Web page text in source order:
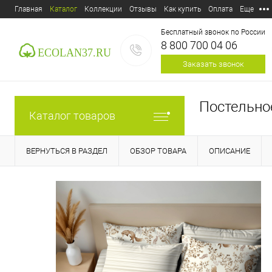
Главная Каталог Коллекции Отзывы Как купить Оплата Еще
Бесплатный звонок по России
8 800 700 04 06
Заказать звонок
Пункт выдачи:Россия,
Дзержинского, д.39
Каталог товаров
ВЕРНУТЬСЯ В РАЗДЕЛ ОБЗОР ТОВАРА ОПИСАНИЕ